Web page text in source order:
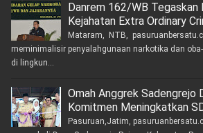
Danrem 162/WB Tegaskan
Kejahatan Extra Ordinary
Mataram, NTB,
meminimalisir penyalahgunaan narkotika dan
di lingkun...
Omah Anggrek Sadengrejo
Komitmen Meningkatkan
Pasuruan,Jatim,